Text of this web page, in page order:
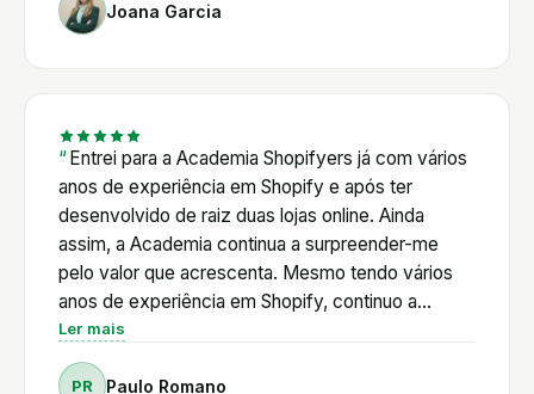
há sempre alguém pronto a ajudar a qualquer hora.
Para a Juju Belle, deixou de haver a sensação de
Joana Garcia
Entrei para a Academia Shopifyers já com vários
anos de experiência em Shopify e após ter
desenvolvido de raiz duas lojas online. Ainda
assim, a Academia continua a surpreender-me
pelo valor que acrescenta. Mesmo tendo vários
anos de experiência em Shopify, continuo a
encontrar respostas, novas ferramentas e novas
formas de otimizar as minhas lojas. Ao longo deste
percurso, já resolvi vários desafios técnicos com
Ler mais
PR Paulo Romano